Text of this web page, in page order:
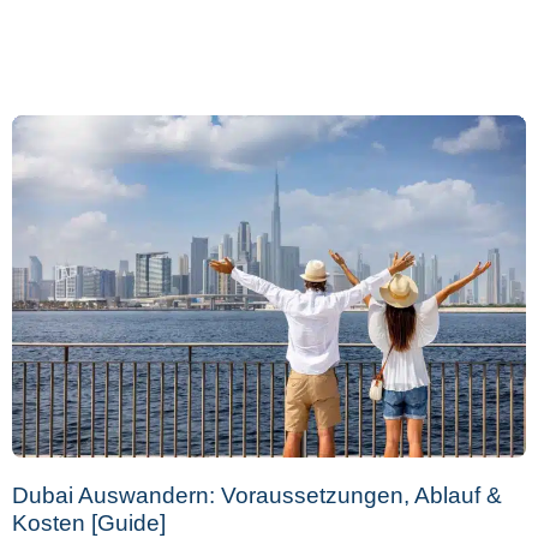
Dubai Auswandern: Voraussetzungen, Ablauf &
Kosten [Guide]